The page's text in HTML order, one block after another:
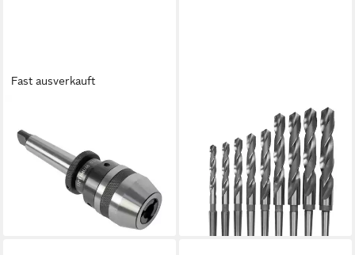
Fast ausverkauft
Bohrfutter OPTIMUM
Schnellspannbohrfutter MK2
/ 0,3 - 16 mm max. 6000
Umdrehungen
lieferbar - in 3-4 Werktagen bei dir
Holzbohrer OPTIMUM
Spiralbohrer HSS MK2 9tlg.
ab 239,69 €
leider ausverkauft